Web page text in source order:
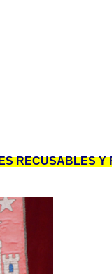
RECUSABLES Y